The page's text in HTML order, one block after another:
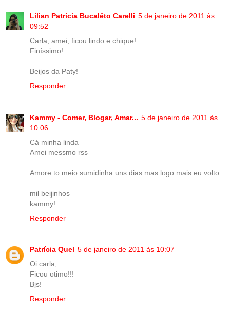
Lilian Patricia Bucalêto Carelli 5 de janeiro de 2011 às
09:52
Carla, amei, ficou lindo e chique!
Finíssimo!
Beijos da Paty!
Responder
Kammy - Comer, Blogar, Amar... 5 de janeiro de 2011 às
10:06
Cá minha linda
Amei messmo rss
Amore to meio sumidinha uns dias mas logo mais eu volto
mil beijinhos
kammy!
Responder
Patrícia Quel 5 de janeiro de 2011 às 10:07
Oi carla,
Ficou otimo!!!
Bjs!
Responder